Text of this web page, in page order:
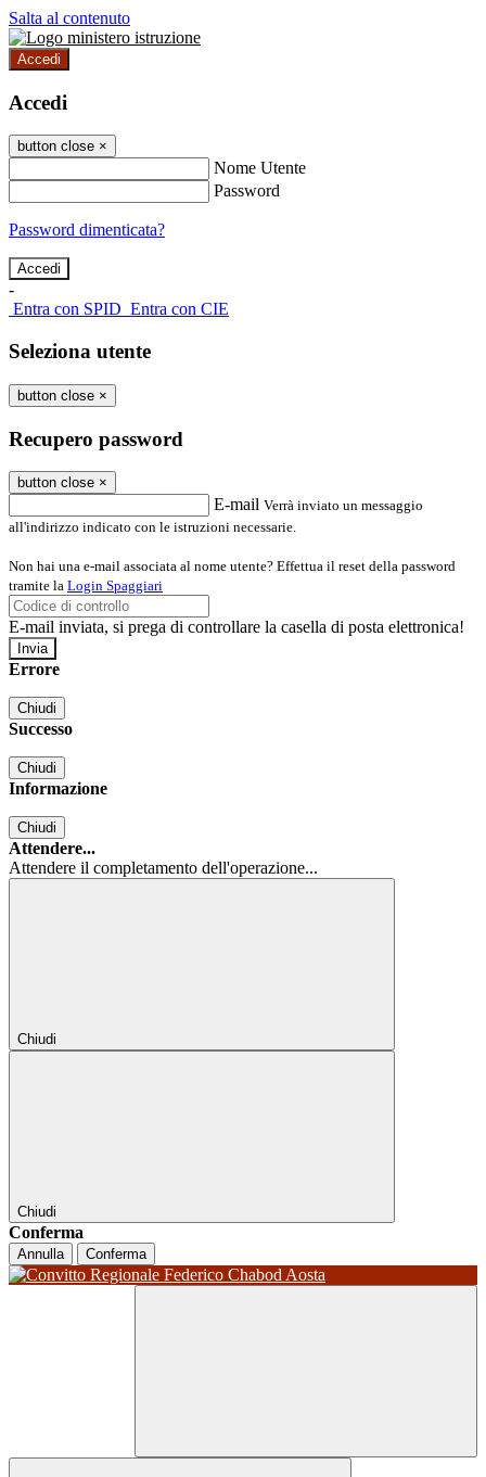
Salta al contenuto
Accedi
Accedi
button close ×
Nome Utente
Password
Password dimenticata?
-
Entra con SPID Entra con CIE
Seleziona utente
button close ×
Recupero password
button close ×
E-mail Verrà inviato un messaggio
all'indirizzo indicato con le istruzioni necessarie.
Non hai una e-mail associata al nome utente? Effettua il reset della password
tramite la Login Spaggiari
E-mail inviata, si prega di controllare la casella di posta elettronica!
Errore
Chiudi
Successo
Chiudi
Informazione
Chiudi
Attendere...
Attendere il completamento dell'operazione...
Chiudi
Chiudi
Conferma
Annulla Conferma